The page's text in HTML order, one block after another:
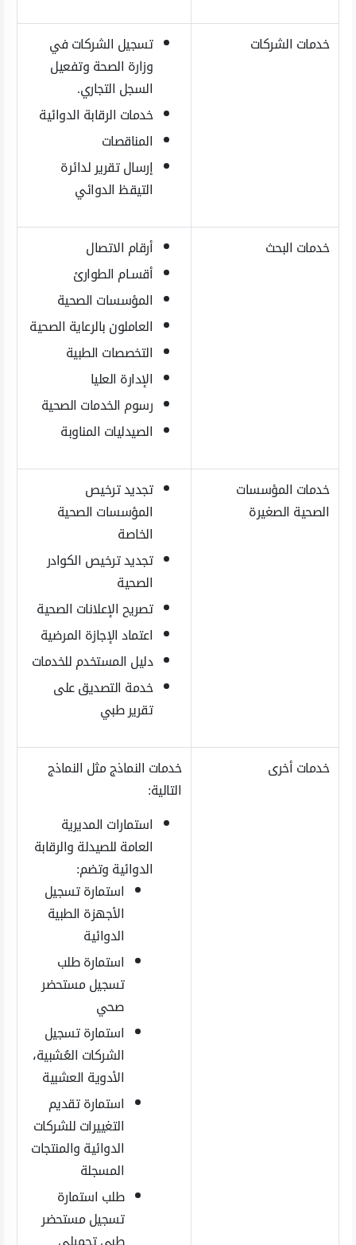
خدمات الشركات
تسجيل الشركات في
وزارة الصحة وتفعيل
السجل التجاري.
خدمات الرقابة الدوائية
المناقصات
إرسال تقرير لدائرة
التيقظ الدوائي
خدمات البحث
أرقام الاتصال
أقسـام الطوارئ
المؤسسات الصحية
العاملون بالرعاية الصحية
التخصصات الطبية
الإدارة العليا
رسوم الخدمات الصحية
الصيدليات المناوبة
خدمات المؤسسات
الصحية الصغيرة
تجديد ترخيص
المؤسسات الصحية
الخاصة
تجديد ترخيص الكوادر
الصحية
تصريح الإعلانات الصحية
اعتماد الإجازة المرضية
دليل المستخدم للخدمات
خدمة التصديق على
تقرير طبي
خدمات أخرى
خدمات النماذج مثل النماذج
التالية:
استمارات المديرية
العامة للصيدلة والرقابة
الدوائية وتضم:
استمارة تسجيل
الأجهزة الطبية
الدوائية
استمارة طلب
تسجيل مستحضر
صحي
استمارة تسجيل
الشركات العُشبية،
الأدوية العشبية
استمارة تقديم
التغييرات للشركات
الدوائية والمنتجات
المسجلة
طلب استمارة
تسجيل مستحضر